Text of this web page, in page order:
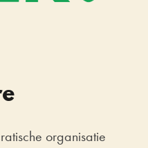
organisatie